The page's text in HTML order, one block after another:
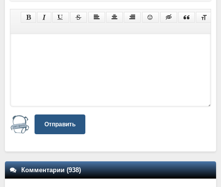
Отправить
Комментарии (938)